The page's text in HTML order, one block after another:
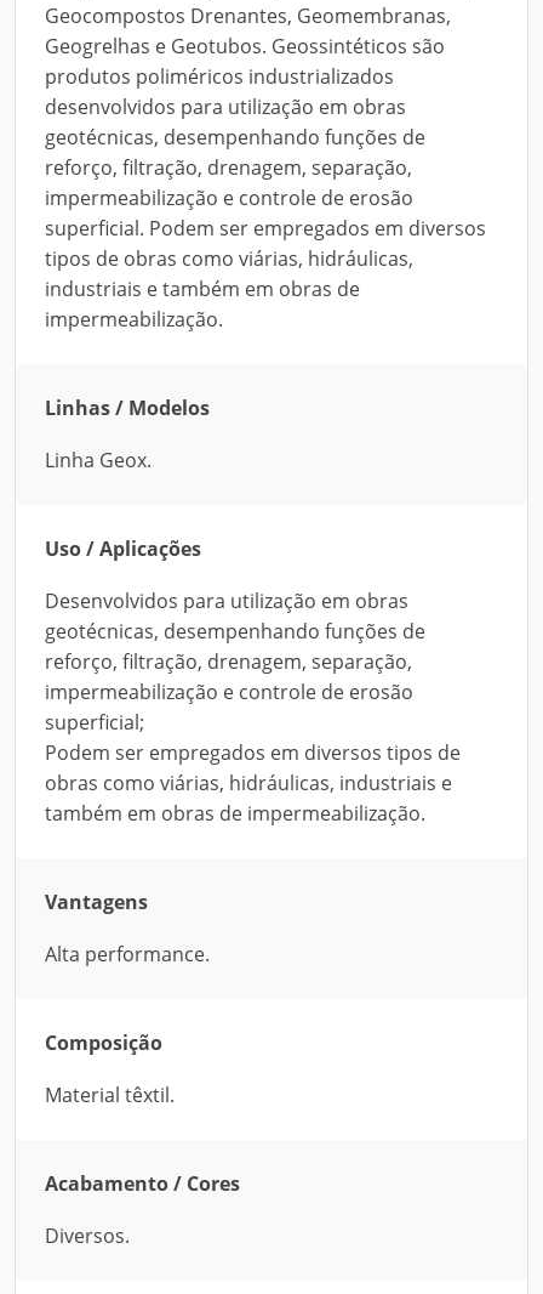
Geocompostos Drenantes, Geomembranas,
Geogrelhas e Geotubos. Geossintéticos são
produtos poliméricos industrializados
desenvolvidos para utilização em obras
geotécnicas, desempenhando funções de
reforço, filtração, drenagem, separação,
impermeabilização e controle de erosão
superficial. Podem ser empregados em diversos
tipos de obras como viárias, hidráulicas,
industriais e também em obras de
impermeabilização.
Linhas / Modelos
Linha Geox.
Uso / Aplicações
Desenvolvidos para utilização em obras
geotécnicas, desempenhando funções de
reforço, filtração, drenagem, separação,
impermeabilização e controle de erosão
superficial;
Podem ser empregados em diversos tipos de
obras como viárias, hidráulicas, industriais e
também em obras de impermeabilização.
Vantagens
Alta performance.
Composição
Material têxtil.
Acabamento / Cores
Diversos.